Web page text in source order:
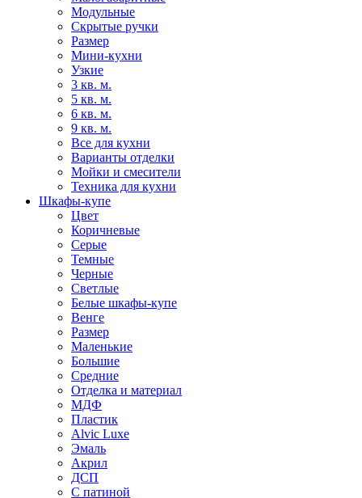
Модульные
Скрытые ручки
Размер
Мини-кухни
Узкие
3 кв. м.
5 кв. м.
6 кв. м.
9 кв. м.
Все для кухни
Варианты отделки
Мойки и смесители
Техника для кухни
Шкафы-купе
Цвет
Коричневые
Серые
Темные
Черные
Светлые
Белые шкафы-купе
Венге
Размер
Маленькие
Большие
Средние
Отделка и материал
МДФ
Пластик
Alvic Luxe
Эмаль
Акрил
ДСП
С патиной